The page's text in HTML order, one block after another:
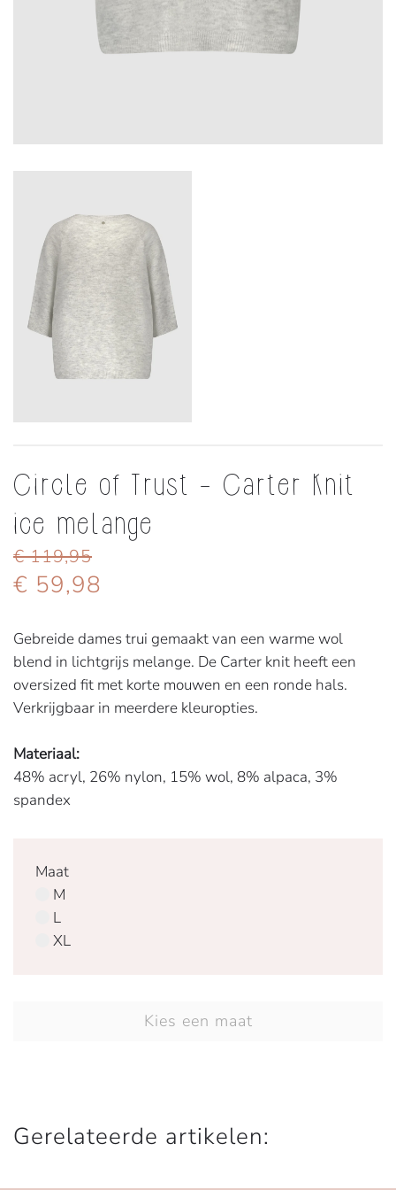
Circle of Trust - Carter Knit
ice melange
€ 119,95
€ 59,98
Gebreide dames trui gemaakt van een warme wol
blend in lichtgrijs melange. De Carter knit heeft een
oversized fit met korte mouwen en een ronde hals.
Verkrijgbaar in meerdere kleuropties.
Materiaal:
48% acryl, 26% nylon, 15% wol, 8% alpaca, 3%
spandex
Maat
M
L
XL
Kies een maat
Gerelateerde artikelen: